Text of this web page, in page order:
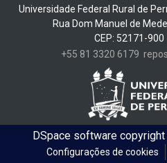
Universidade Federal Rural de
Rua Dom Manuel de
CEP: 52171-
+55 81 3320 6179
DSpace software
Configurações de cookies